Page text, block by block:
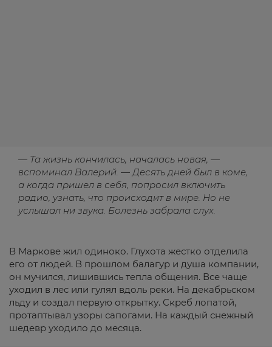
— Та жизнь кончилась, началась новая, —
вспоминал Валерий. — Десять дней был в коме,
а когда пришел в себя, попросил включить
радио, узнать, что происходит в мире. Но не
услышал ни звука. Болезнь забрала слух.
В Маркове жил одиноко. Глухота жестко отделила
его от людей. В прошлом балагур и душа компании,
он мучился, лишившись тепла общения. Все чаще
уходил в лес или гулял вдоль реки. На декабрьском
льду и создал первую открытку. Скреб лопатой,
протаптывал узоры сапогами. На каждый снежный
шедевр уходило до месяца.